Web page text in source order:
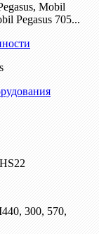
Mobil
Pegasus 705...
300, 570,